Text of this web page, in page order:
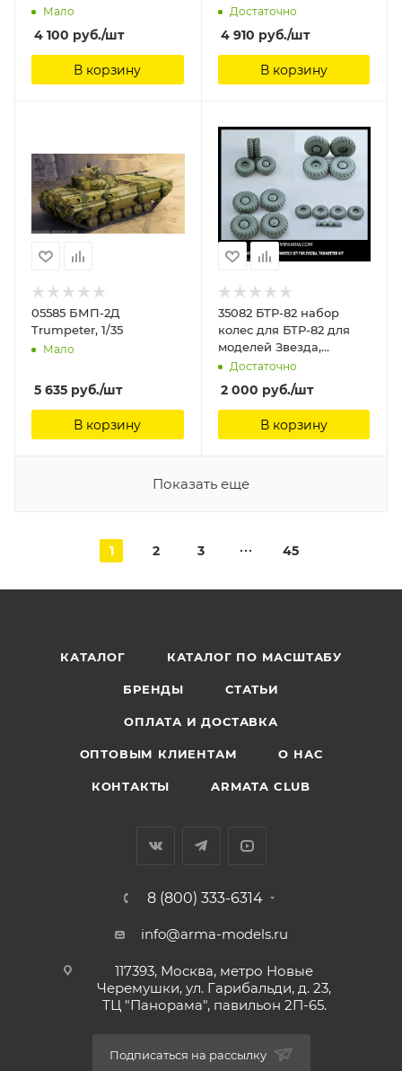
Мало
4 100 руб./шт
В корзину
Достаточно
4 910 руб./шт
В корзину
05585 БМП-2Д
Trumpeter, 1/35
Мало
5 635 руб./шт
В корзину
35082 БТР-82 набор
колес для БТР-82 для
моделей Звезда,
Трумпетер MINIARM 1/35
Достаточно
2 000 руб./шт
В корзину
Показать еще
1 2 3 45
КАТАЛОГ КАТАЛОГ ПО МАСШТАБУ
БРЕНДЫ СТАТЬИ
ОПЛАТА И ДОСТАВКА
ОПТОВЫМ КЛИЕНТАМ О НАС
КОНТАКТЫ ARMATA CLUB
8 (800) 333-6314
info@arma-models.ru
117393, Москва, метро Новые
Черемушки, ул. Гарибальди, д. 23,
ТЦ "Панорама", павильон 2П-65.
Подписаться на рассылку